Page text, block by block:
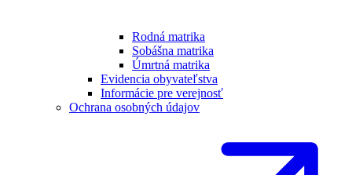
Rodná matrika
Sobášna matrika
Úmrtná matrika
Evidencia obyvateľstva
Informácie pre verejnosť
Ochrana osobných údajov